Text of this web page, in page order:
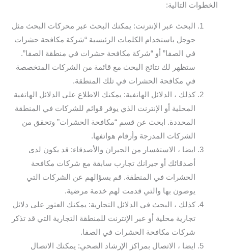
الخطوات التالية:
البحث عبر الإنترنت: يمكنك البحث عبر محركات البحث مثل
جوجل باستخدام الكلمات الرئيسية “شركة مكافحة حشرات
في الصفا” أو “شركة مكافحة حشرات في منطقة الصفا”.
ستظهر لك نتائج البحث مع قائمة من الشركات المتخصصة
في مكافحة الحشرات في تلك المنطقة.
كذلك ، الدلائل الهاتفية: يمكنك الاطلاع على الدلائل الهاتفية
المحلية أو الإنترنت الذي يوفر قوائم للشركات في المنطقة
المحددة. ابحث عن قسم “مكافحة الحشرات” وتحقق من
الشركات المدرجة وأرقام هواتفها.
ايضا ، الاستفسار من الجيران والأصدقاء: قد يكون لدى
أصدقائك أو جيرانك تجارب سابقة مع شركات مكافحة
الحشرات في المنطقة. قم بسؤالهم عن الشركات التي
يوصون بها والتي قدمت لهم خدمة مرضية.
كذلك ، البحث في الدلائل التجارية: يمكنك العثور على دلائل
تجارية محلية أو عبر الإنترنت للمنطقة التجارية التي قد تذكر
شركات مكافحة الحشرات في الصفا.
ايضا ، الاتصال بمراكز الإرشاد الصحي: يمكنك الاتصال